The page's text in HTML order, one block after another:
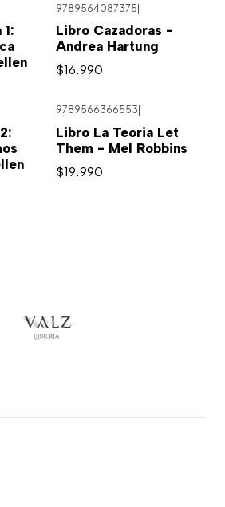
9789564087375
Libro Cazadoras -
Andrea Hartung
$16.990
9789566366553
Libro La Teoria Let
Them - Mel Robbins
$19.990